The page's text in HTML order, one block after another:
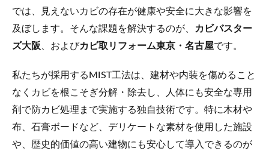
では、見えないカビの存在が健康や安全に大きな影響を
及ぼします。そんな課題を解決するのが、 カビバスター
ズ大阪 、およびカビ取リフォーム東京・名古屋です。
私たちが採用するMIST工法は、建材や内装を傷めること
なくカビを根こそぎ分解・除去し、人体にも安全な専用
剤で防カビ処理まで実施する独自技術です。特に木材や
布、石膏ボードなど、デリケートな素材を使用した施設
や、歴史的価値の高い建物にも安心して導入できるのが